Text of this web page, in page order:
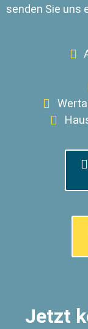
senden Sie uns
Jetzt